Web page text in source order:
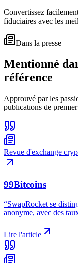
Convertissez
fiduciaires avec les
Dans la presse
Mentionné
référence
Approuvé par les
publications de
Revue d'exchange
99Bitcoins
“SwapRocket se
anonyme, avec des
Lire l'article